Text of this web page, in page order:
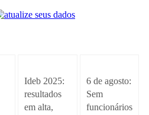
Ideb 2025:
resultados
em alta,
6 de agosto:
Sem
funcionários